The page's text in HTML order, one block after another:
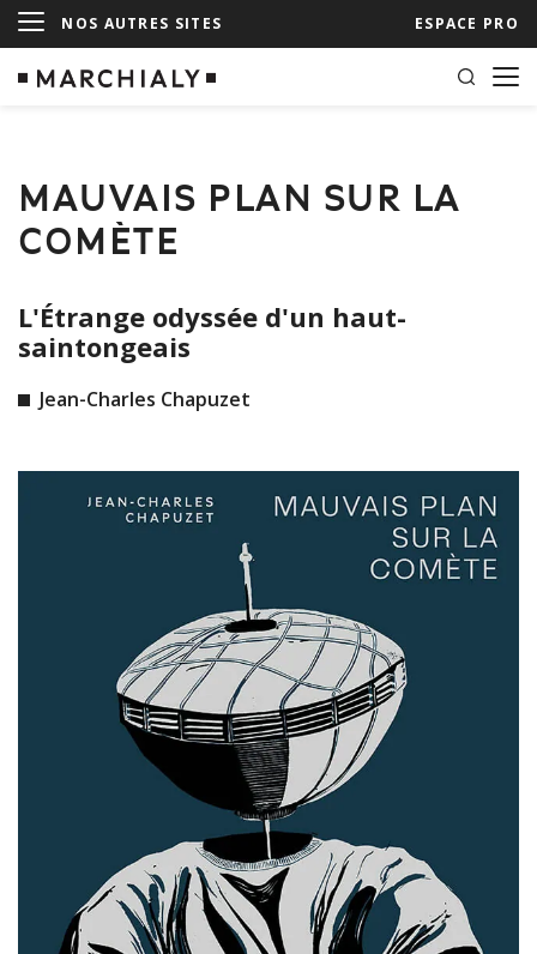
NOS AUTRES SITES ESPACE PRO
MAUVAIS PLAN SUR LA
COMÈTE
L'Étrange odyssée d'un haut-
saintongeais
Jean-Charles Chapuzet